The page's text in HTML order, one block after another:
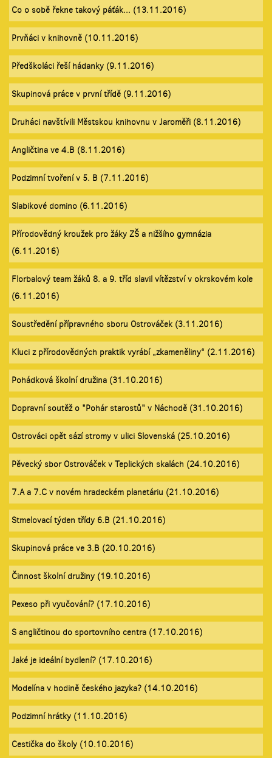
Co o sobě řekne takový páťák... (13.11.2016)
Prvňáci v knihovně (10.11.2016)
Předškoláci řeší hádanky (9.11.2016)
Skupinová práce v první třídě (9.11.2016)
Druháci navštívili Městskou knihovnu v Jaroměři (8.11.2016)
Angličtina ve 4.B (8.11.2016)
Podzimní tvoření v 5. B (7.11.2016)
Slabikové domino (6.11.2016)
Přírodovědný kroužek pro žáky ZŠ a nižšího gymnázia
(6.11.2016)
Florbalový team žáků 8. a 9. tříd slavil vítězství v okrskovém kole
(6.11.2016)
Soustředění přípravného sboru Ostrováček (3.11.2016)
Kluci z přírodovědných praktik vyrábí „zkameněliny“ (2.11.2016)
Pohádková školní družina (31.10.2016)
Dopravní soutěž o "Pohár starostů" v Náchodě (31.10.2016)
Ostrováci opět sází stromy v ulici Slovenská (25.10.2016)
Pěvecký sbor Ostrováček v Teplických skalách (24.10.2016)
7.A a 7.C v novém hradeckém planetáriu (21.10.2016)
Stmelovací týden třídy 6.B (21.10.2016)
Skupinová práce ve 3.B (20.10.2016)
Činnost školní družiny (19.10.2016)
Pexeso při vyučování? (17.10.2016)
S angličtinou do sportovního centra (17.10.2016)
Jaké je ideální bydlení? (17.10.2016)
Modelína v hodině českého jazyka? (14.10.2016)
Podzimní hrátky (11.10.2016)
Cestička do školy (10.10.2016)